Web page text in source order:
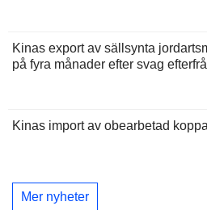
Kinas export av sällsynta
på fyra månader efter svag
Kinas import av obearbetad
Mer nyheter